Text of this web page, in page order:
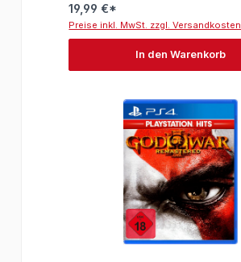
19,99 €*
Preise inkl. MwSt. zzgl. Versandkosten
In den Warenkorb